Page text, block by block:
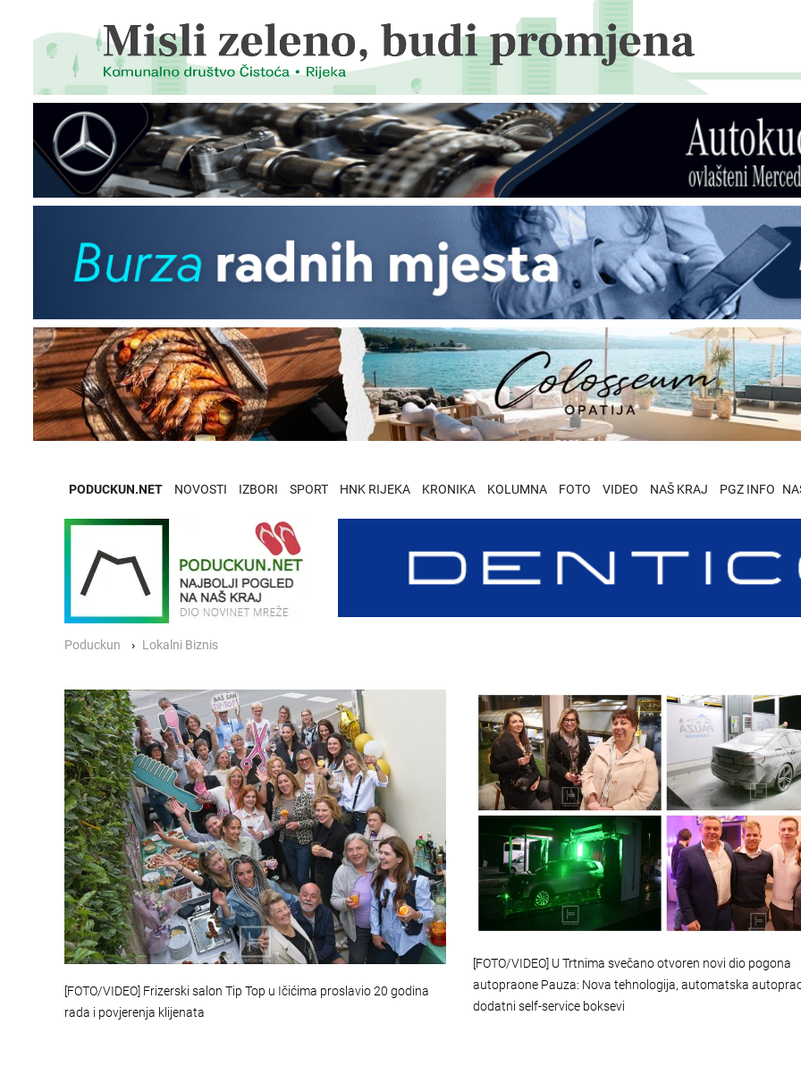
PODUCKUN.NET NOVOSTI IZBORI SPORT HNK RIJEKA KRONIKA KOLUMNA FOTO VIDEO NAŠ KRAJ PGZ INFO
Poduckun Lokalni Biznis
[FOTO/VIDEO] Frizerski salon Tip Top u Ičićima proslavio 20 godina
rada i povjerenja klijenata
[FOTO/VIDEO] U Trtnima svečano otvoren novi dio pogona
autopraone Pauza: Nova tehnologija, automatska
dodatni self-service boksevi